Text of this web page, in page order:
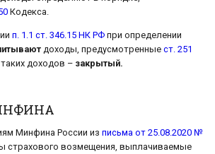
Кодекса.
п. 1.1 ст. 346.15 НК РФ при определении
доходы, предусмотренные ст. 251
доходов – закрытый.
Минфина России из письма от 25.08.2020 №
страхового возмещения, выплачиваемые